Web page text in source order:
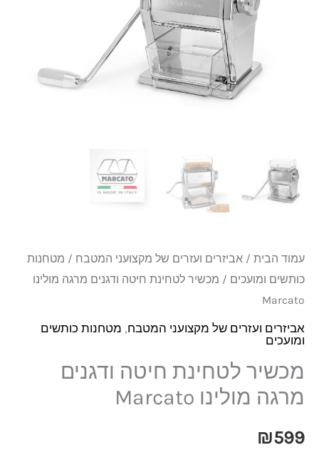
עמוד הבית / אביזרים ועזרים של מקצועני המטבח / מטחנות
כותשים ומועכים / מכשיר לטחינת חיטה ודגנים מרגה מולינו
Marcato
אביזרים ועזרים של מקצועני המטבח, מטחנות כותשים
ומועכים
מכשיר לטחינת חיטה ודגנים
מרגה מולינו Marcato
₪599
Marcato